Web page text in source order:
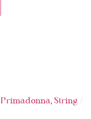
Primadonna, String /